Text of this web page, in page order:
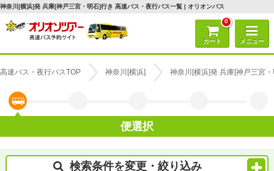
神奈川[横浜]発 兵庫[神戸三宮・明石]行き 高速バス・夜行バス一覧 | オリオンバス
0
カート メニュー
高速バス・夜行バスTOP 神奈川[横浜] 神奈川[横浜]発 兵庫[神戸三宮
便選択
検索条件を変更・絞り込み